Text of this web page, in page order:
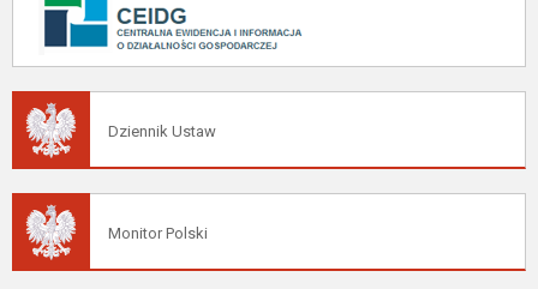
Dziennik Ustaw
Monitor Polski